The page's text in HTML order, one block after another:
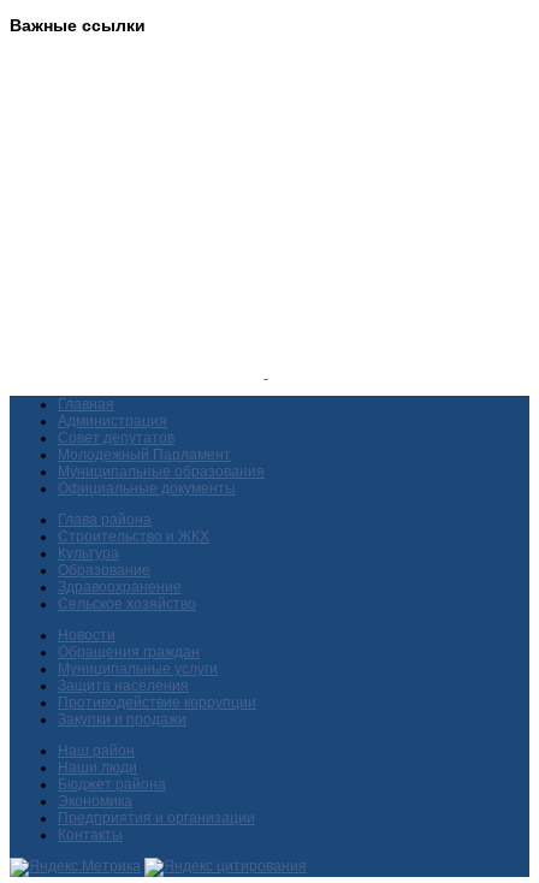
Важные ссылки
Главная
Администрация
Совет депутатов
Молодежный Парламент
Муниципальные образования
Официальные документы
Глава района
Строительство и ЖКХ
Культура
Образование
Здравоохранение
Сельское хозяйство
Новости
Обращения граждан
Муниципальные услуги
Защита населения
Противодействие коррупции
Закупки и продажи
Наш район
Наши люди
Бюджет района
Экономика
Предприятия и организации
Контакты